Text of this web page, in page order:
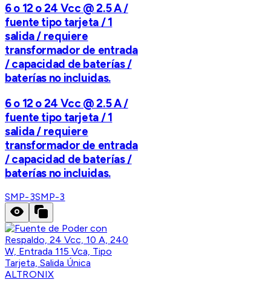
6 o 12 o 24 Vcc @ 2.5 A /
fuente tipo tarjeta / 1
salida / requiere
transformador de entrada
/ capacidad de baterías /
baterías no incluidas.
6 o 12 o 24 Vcc @ 2.5 A /
fuente tipo tarjeta / 1
salida / requiere
transformador de entrada
/ capacidad de baterías /
baterías no incluidas.
SMP-3SMP-3
ALTRONIX